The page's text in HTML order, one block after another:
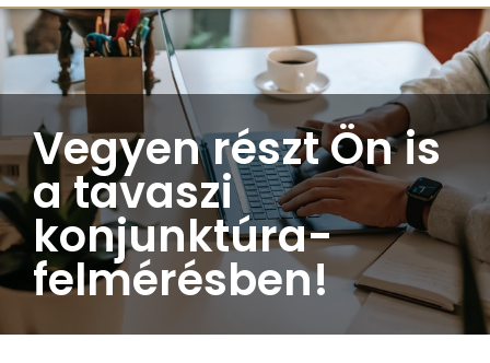
Vegyen részt Ön is
a tavaszi
konjunktúra-
felmérésben!